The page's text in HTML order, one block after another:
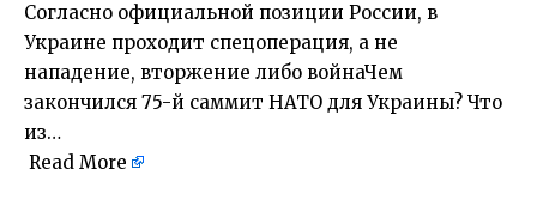
Согласно официальной позиции России, в
Украине проходит спецоперация, а не
нападение, вторжение либо войнаЧем
закончился 75-й саммит НАТО для Украины? Что
из…
Read More